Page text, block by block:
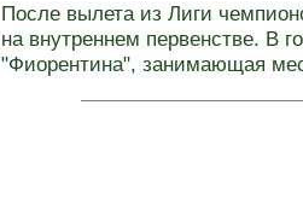
После вылета из Лиги
на внутреннем первенстве. В
"Фиорентина", занимающая